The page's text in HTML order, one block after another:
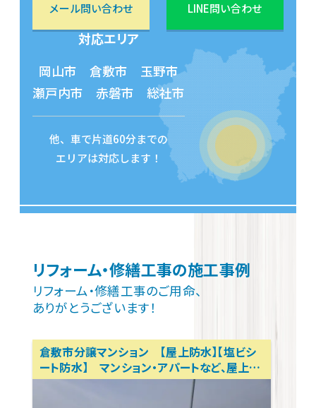
メール問い合わせ LINE問い合わせ
対応エリア
岡山市 倉敷市 玉野市
瀬戸内市 赤磐市 総社市
他、車で片道60分までの
エリアは対応します！
リフォーム・修繕工事の施工事例
リフォーム・修繕工事のご用命、
ありがとうございます！
倉敷市分譲マンション 【屋上防水】【塩ビシ
ート防水】 マンション・アパートなど、屋上防
水お任せください！ マンションリフォーム、ア
パートリフォーム 岡山リフォーム相談所 テ